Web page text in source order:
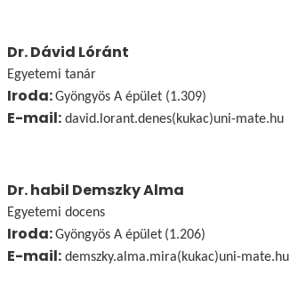
Dr. Dávid Lóránt
Egyetemi tanár
Iroda:Gyöngyös A épület (1.309)
E-mail: david.lorant.denes(kukac)uni-mate.hu
Dr. habil Demszky Alma
Egyetemi docens
Iroda:Gyöngyös A épület (1.206)
E-mail: demszky.alma.mira(kukac)uni-mate.hu